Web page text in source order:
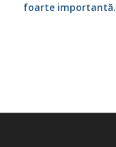
foarte importantă.